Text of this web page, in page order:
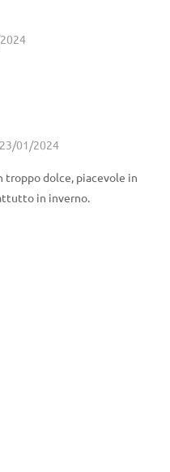
23/01/2024
troppo dolce, piacevole in
in inverno.